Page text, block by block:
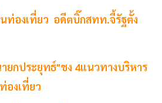
ท่องเที่ยว อดีตบิ๊กสทท.จี้รัฐตั้ง
ยกประยุทธ์"ชง 4แนวทางบริหาร
องเที่ยว